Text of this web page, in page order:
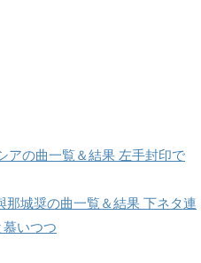
アの曲一覧＆結果 左手封印で
那城奨の曲一覧＆結果 下ネタ連
いつつ